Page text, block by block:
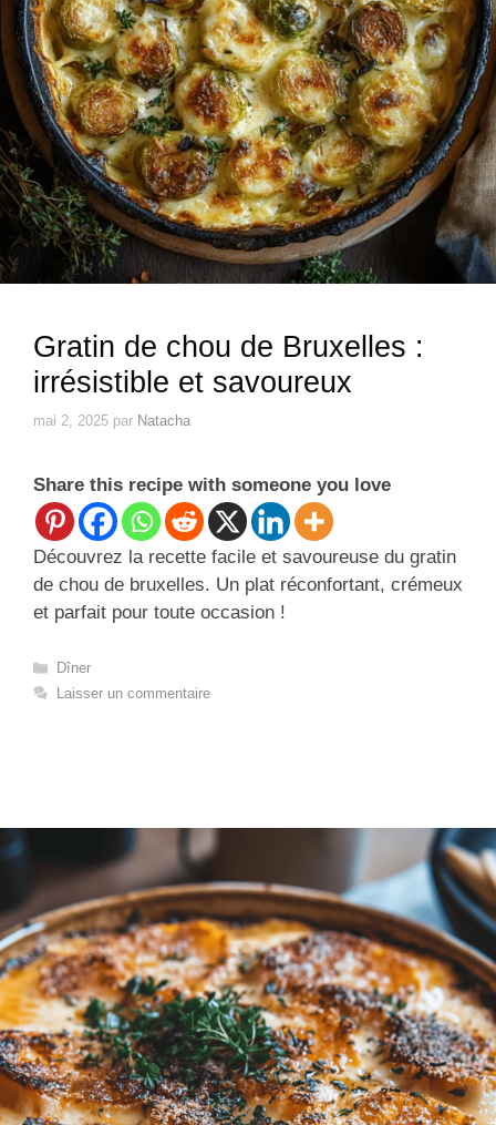
Gratin de chou de Bruxelles :
irrésistible et savoureux
mai 2, 2025 par Natacha
Share this recipe with someone you love
Découvrez la recette facile et savoureuse du gratin
de chou de bruxelles. Un plat réconfortant, crémeux
et parfait pour toute occasion !
Catégories
Dîner
Laisser un commentaire